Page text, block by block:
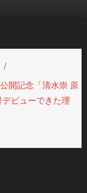
開記念「清水崇 原
ビューできた理